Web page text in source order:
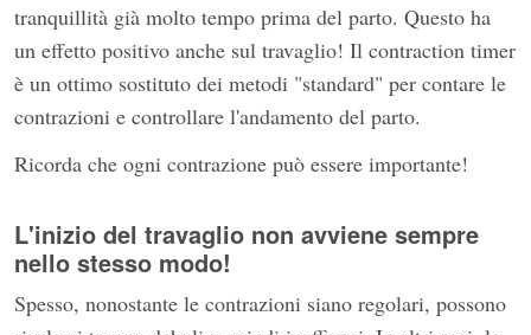
tranquillità già molto tempo prima del parto. Questo ha
un effetto positivo anche sul travaglio! Il contraction timer
è un ottimo sostituto dei metodi "standard" per contare le
contrazioni e controllare l'andamento del parto.
Ricorda che ogni contrazione può essere importante!
L'inizio del travaglio non avviene sempre
nello stesso modo!
Spesso, nonostante le contrazioni siano regolari, possono